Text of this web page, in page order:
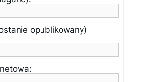
opublikowany)